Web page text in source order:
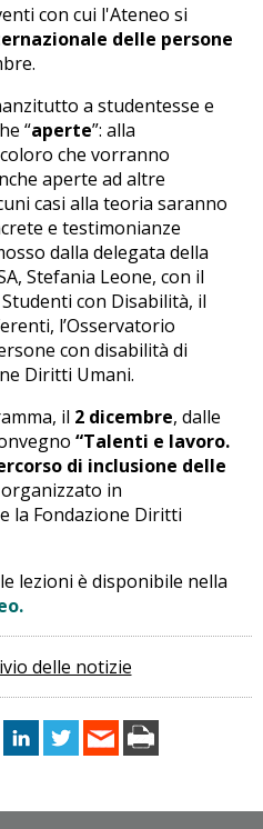
con cui l'Ateneo si
delle persone
a studentesse e
“aperte”: alla
che vorranno
aperte ad altre
casi alla teoria saranno
e testimonianze
dalla delegata della
Stefania Leone, con il
con Disabilità, il
l’Osservatorio
con disabilità di
Diritti Umani.
il 2 dicembre, dalle
“Talenti e lavoro.
di inclusione delle
in
la Fondazione Diritti
lezioni è disponibile nella
delle notizie